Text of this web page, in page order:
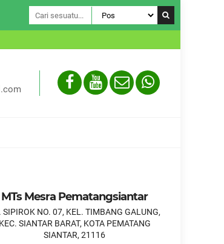
MTs Mesra Pematangsiantar
SIPIROK NO. 07, KEL. TIMBANG GALUNG,
KEC. SIANTAR BARAT, KOTA PEMATANG
SIANTAR, 21116